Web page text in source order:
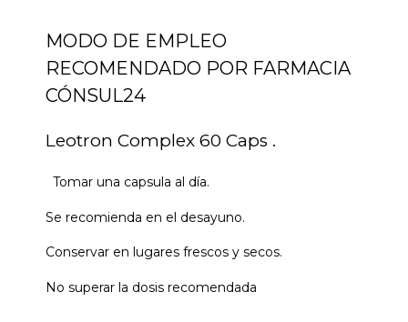
MODO DE EMPLEO
RECOMENDADO POR FARMACIA
CÓNSUL24
Leotron Complex 60 Caps .
Tomar una capsula al día.
Se recomienda en el desayuno.
Conservar en lugares frescos y secos.
No superar la dosis recomendada